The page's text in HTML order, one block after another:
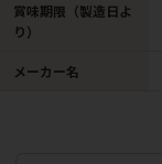
賞味期限（製造日よ
り）
メーカー名